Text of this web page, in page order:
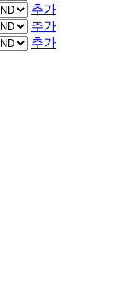
추가
추가
추가